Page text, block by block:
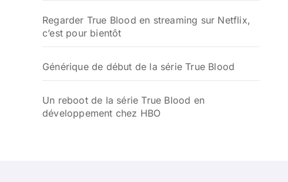
Regarder True Blood en streaming sur Netflix,
c’est pour bientôt
Générique de début de la série True Blood
Un reboot de la série True Blood en
développement chez HBO